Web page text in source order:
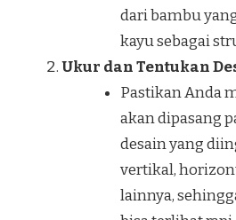
dari bambu
kayu sebagai
Ukur dan Tentukan
Pastikan Anda
akan dipasang
desain yang
vertikal,
lainnya,